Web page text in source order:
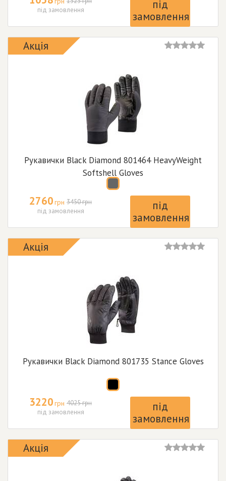
під замовлення
під
замовлення
Акція
Рукавички Black Diamond 801464 HeavyWeight
Softshell Gloves
2760грн 3450 грн
під замовлення
під
замовлення
Акція
Рукавички Black Diamond 801735 Stance Gloves
3220грн 4025 грн
під замовлення
під
замовлення
Акція